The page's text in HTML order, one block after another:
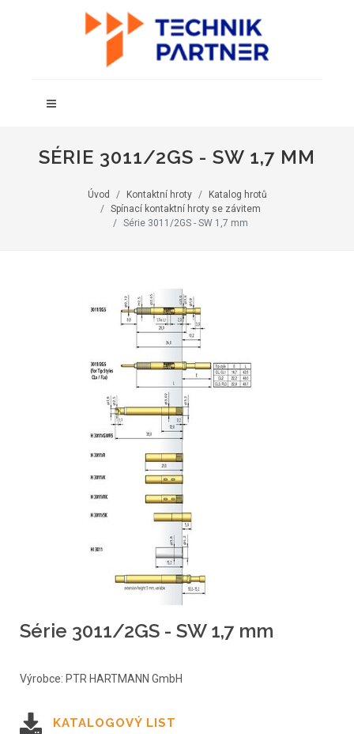
SÉRIE 3011/2GS - SW 1,7 MM
Úvod Kontaktní hroty
Katalog hrotů
Spínací kontaktní hroty se závitem
Série 3011/2GS - SW 1,7 mm
Série 3011/2GS - SW 1,7 mm
Výrobce: PTR HARTMANN GmbH
KATALOGOVÝ LIST